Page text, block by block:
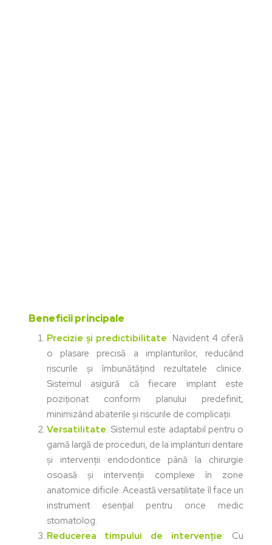
Beneficii principale
Precizie și predictibilitate: Navident 4 oferă
o plasare precisă a implanturilor, reducând
riscurile și îmbunătățind rezultatele clinice.
Sistemul asigură că fiecare implant este
poziționat conform planului predefinit,
minimizând abaterile și riscurile de complicații.
Versatilitate: Sistemul este adaptabil pentru o
gamă largă de proceduri, de la implanturi dentare
și intervenții endodontice până la chirurgie
osoasă și intervenții complexe în zone
anatomice dificile. Această versatilitate îl face un
instrument esențial pentru orice medic
stomatolog​.
Reducerea timpului de intervenție: Cu